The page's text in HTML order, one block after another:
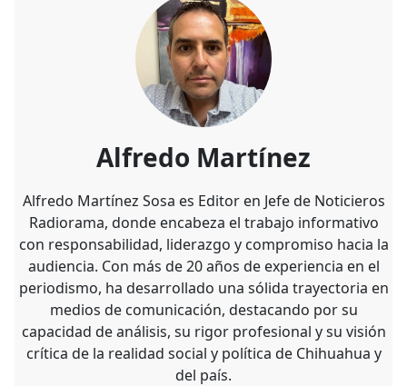
Alfredo Martínez
Alfredo Martínez Sosa es Editor en Jefe de Noticieros
Radiorama, donde encabeza el trabajo informativo
con responsabilidad, liderazgo y compromiso hacia la
audiencia. Con más de 20 años de experiencia en el
periodismo, ha desarrollado una sólida trayectoria en
medios de comunicación, destacando por su
capacidad de análisis, su rigor profesional y su visión
crítica de la realidad social y política de Chihuahua y
del país.